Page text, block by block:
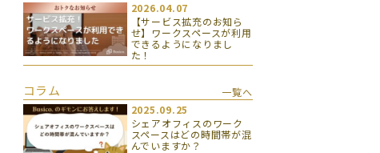
2026.04.07
【サービス拡充のお知ら
せ】ワークスペースが利用
できるようになりまし
た！
コラム
一覧へ
2025.09.25
シェアオフィスのワーク
スペースはどの時間帯が混
んでいますか？